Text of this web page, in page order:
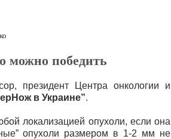
можно победить
президент Центра онкологии и
в Украине”.
локализацией опухоли, если она
опухоли размером в 1-2 мм не